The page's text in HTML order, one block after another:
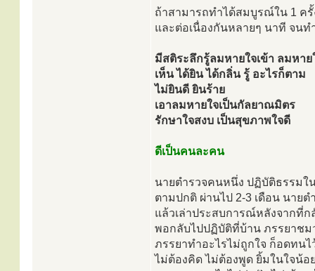
ถ้าสามารถทำได้สมบูรณ์ใน 1 ค
และต่อเนื่องกันหลายๆ นาที จน
มีสติระลึกรู้ลมหายใจเข้า ลมหา
เห็น ได้ยิน ได้กลิ่น รู้ อะไรก็ตาม
ไม่ยินดี ยินร้าย
เอาลมหายใจเป็นกัลยาณมิตร
รักษาใจสงบ เป็นสุขภาพใจดี
ดีเป็นคนละคน
นายตำรวจคนหนึ่ง ปฏิบัติธรรมใ
ตามปกติ ผ่านไป 2-3 เดือน นาย
แล้วเล่าประสบการณ์หลังจากที่
พอกลับไปปฏิบัติที่บ้าน ภรรยาชม
ภรรยาทำอะไรไม่ถูกใจ ก็อดทนไ
ไม่ต้องคิด ไม่ต้องพูด ยิ้มในใจน้อ